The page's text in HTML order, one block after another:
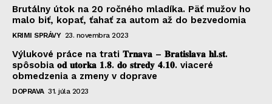
Brutálny útok na 20 ročného mladíka. Päť mužov ho
malo biť, kopať, ťahať za autom až do bezvedomia
KRIMI SPRÁVY 23. novembra 2023
Výlukové práce na trati 𝐓𝐫𝐧𝐚𝐯𝐚 – 𝐁𝐫𝐚𝐭𝐢𝐬𝐥𝐚𝐯𝐚 𝐡𝐥.𝐬𝐭.
spôsobia 𝐨𝐝 𝐮𝐭𝐨𝐫𝐤𝐚 𝟏.𝟖. 𝐝𝐨 𝐬𝐭𝐫𝐞𝐝𝐲 𝟒.𝟏𝟎. viaceré
obmedzenia a zmeny v doprave
DOPRAVA 31. júla 2023